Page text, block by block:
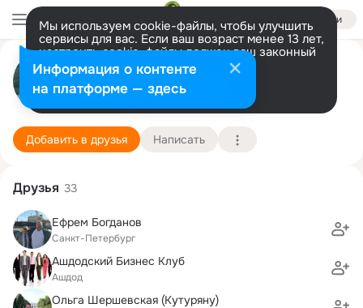
Войти
Мы используем cookie-файлы, чтобы улучшить
сервисы для вас. Если ваш возраст менее 13 лет,
настроить cookie-файлы должен ваш законный
представитель. Больше информации
Разрешить все Настроить
Игорь Максимов
Ашдод 12 сентября (51 год)
Подробнее
Добавить в друзья Написать
Друзья 33
Ефрем Богданов
Санкт-Петербург
Ашдодский Бизнес Клуб
Ашдод
Ольга Шершевская (Кутуряну)
Информация о контенте
на платформе — здесь